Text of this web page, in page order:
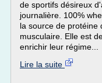
de sportifs désireux
journalière. 100%
la source de protéine
musculaire. Elle est
enrichir leur régime...
Lire la suite